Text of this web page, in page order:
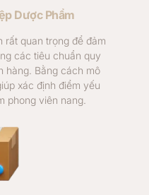
Dược Phẩm
rất quan trọng để đảm
các tiêu chuẩn quy
hàng. Bằng cách mô
xác định điểm yếu
phong viên nang.​